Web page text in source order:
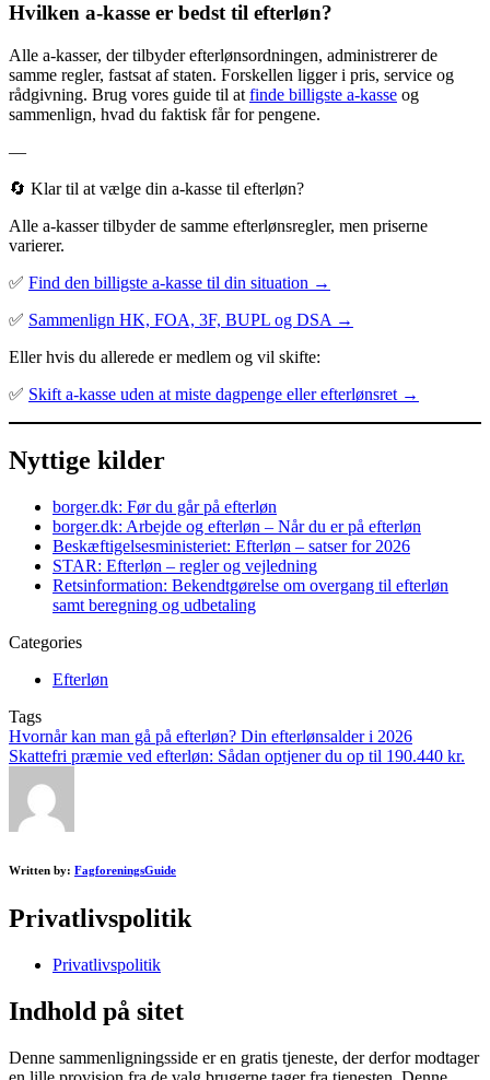
Hvilken a-kasse er bedst til efterløn?
Alle a-kasser, der tilbyder efterlønsordningen, administrerer de
samme regler, fastsat af staten. Forskellen ligger i pris, service og
rådgivning. Brug vores guide til at finde billigste a-kasse og
sammenlign, hvad du faktisk får for pengene.
—
🔄 Klar til at vælge din a-kasse til efterløn?
Alle a-kasser tilbyder de samme efterlønsregler, men priserne
varierer.
✅ Find den billigste a-kasse til din situation →
✅ Sammenlign HK, FOA, 3F, BUPL og DSA →
Eller hvis du allerede er medlem og vil skifte:
✅ Skift a-kasse uden at miste dagpenge eller efterlønsret →
Nyttige kilder
borger.dk: Før du går på efterløn
borger.dk: Arbejde og efterløn – Når du er på efterløn
Beskæftigelsesministeriet: Efterløn – satser for 2026
STAR: Efterløn – regler og vejledning
Retsinformation: Bekendtgørelse om overgang til efterløn
samt beregning og udbetaling
Categories
Efterløn
Tags
Post
navigation
Hvornår kan man gå på efterløn? Din efterlønsalder i 2026
Skattefri præmie ved efterløn: Sådan optjener du op til 190.440 kr.
Written by: FagforeningsGuide
Privatlivspolitik
Privatlivspolitik
Indhold på sitet
Denne sammenligningsside er en gratis tjeneste, der derfor modtager